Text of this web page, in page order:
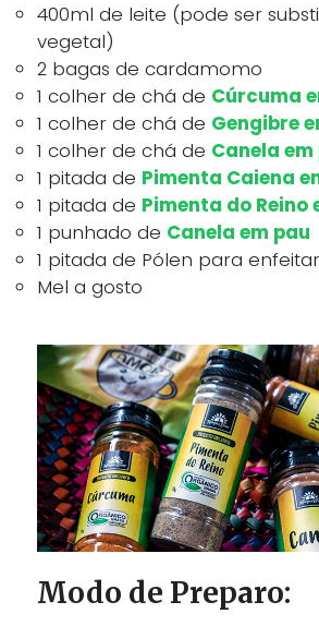
400ml de leite (pode ser
vegetal)
2 bagas de cardamomo
1 colher de chá de Cúrcuma
1 colher de chá de Gengibre
1 colher de chá de Canela em
1 pitada de Pimenta Caiena
1 pitada de Pimenta do Reino
1 punhado de Canela em pau
1 pitada de Pólen para enfeitar
Mel a gosto
Modo de Preparo: